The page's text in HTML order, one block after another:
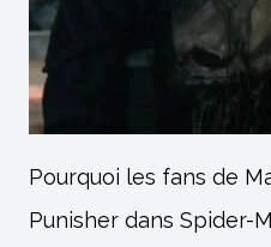
Pourquoi les fans de
Punisher dans Spider-